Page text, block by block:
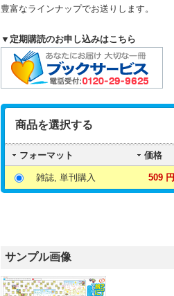
豊富なラインナップでお送りします。
▼定期購読のお申し込みはこちら
商品を選択する
フォーマット 価格
雑誌, 単刊購入 509 円
サンプル画像